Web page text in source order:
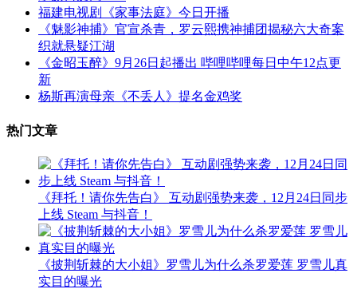
福建电视剧《家事法庭》今日开播
《魅影神捕》官宣杀青，罗云熙携神捕团揭秘六大奇案
织就悬疑江湖
《金昭玉醉》9月26日起播出 哔哩哔哩每日中午12点更
新
杨斯再演母亲《不丢人》提名金鸡奖
热门文章
《拜托！请你先告白》 互动剧强势来袭，12月24日同步
上线 Steam 与抖音！
《披荆斩棘的大小姐》罗雪儿为什么杀罗爱莲 罗雪儿真
实目的曝光